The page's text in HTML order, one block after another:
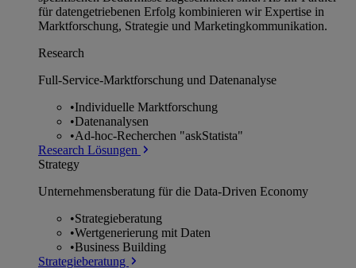
für datengetriebenen Erfolg kombinieren wir Expertise in
Marktforschung, Strategie und Marketingkommunikation.
Research
Full-Service-Marktforschung und Datenanalyse
•Individuelle Marktforschung
•Datenanalysen
•Ad-hoc-Recherchen "askStatista"
Research Lösungen
Strategy
Unternehmens­beratung für die Data-Driven Economy
•Strategieberatung
•Wertgenerierung mit Daten
•Business Building
Strategieberatung